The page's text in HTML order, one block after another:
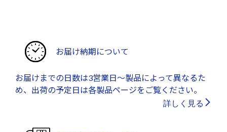
お届け納期について
お届けまでの日数は3営業日～製品によって異なるた
め、出荷の予定日は各製品ページをご覧ください。
詳しく見る